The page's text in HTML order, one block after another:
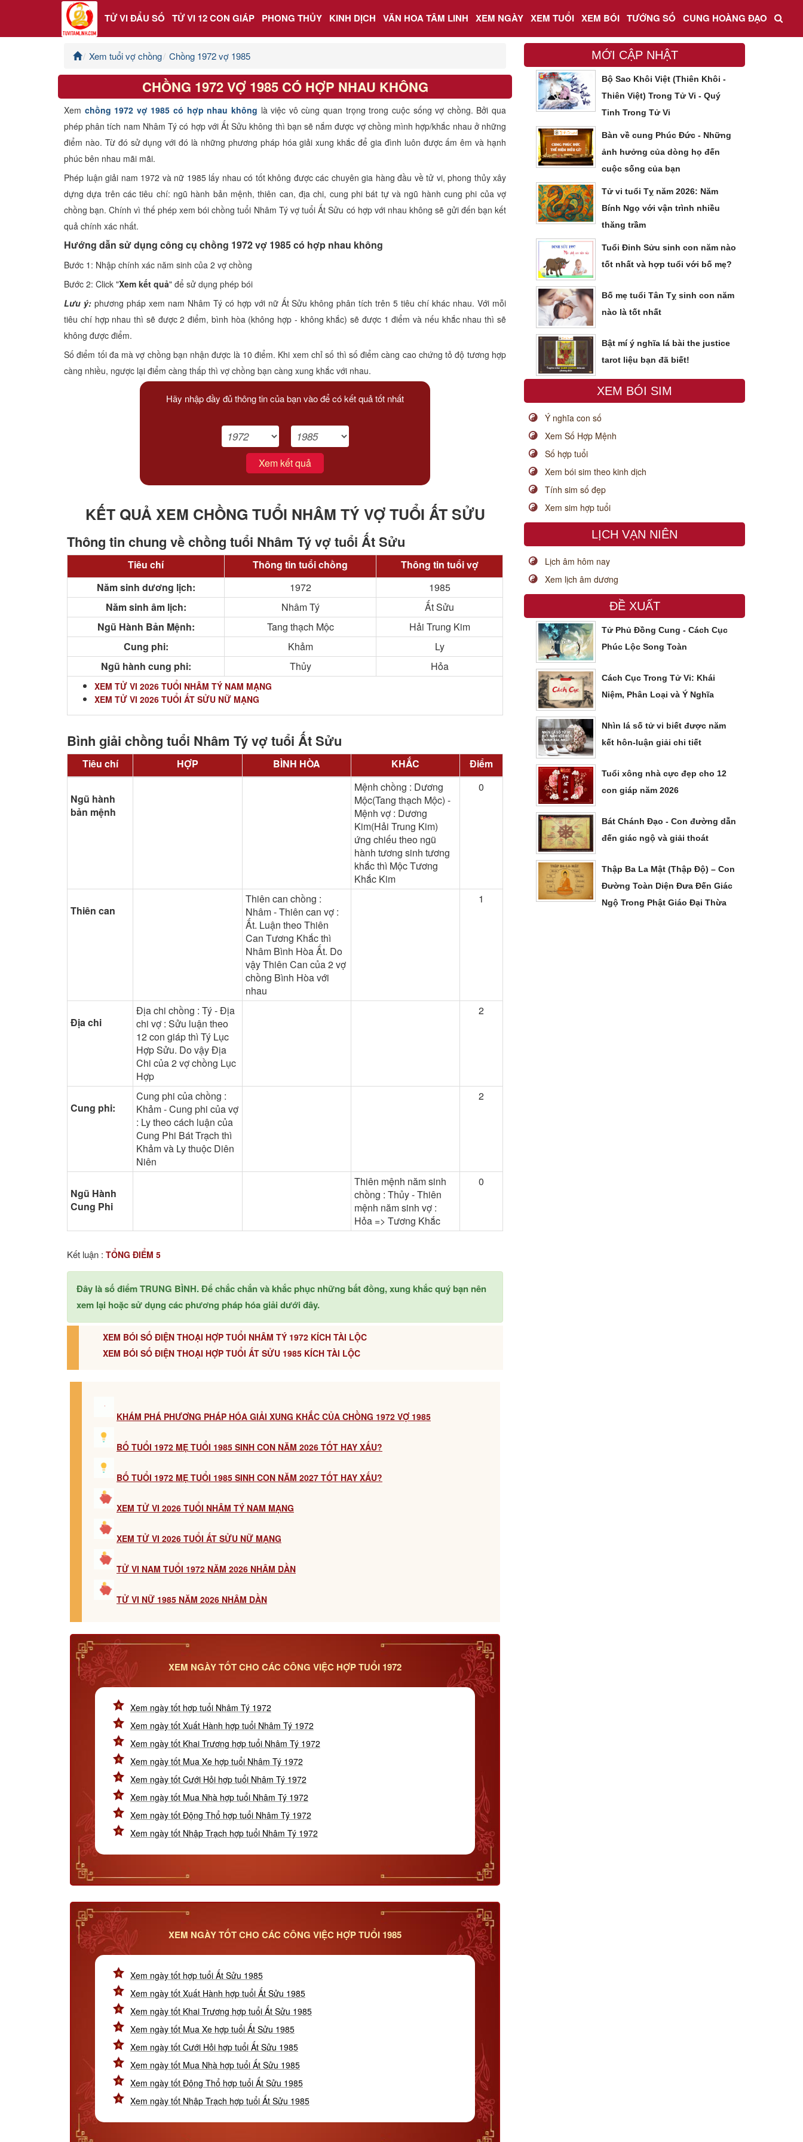
TỬ VI ĐẨU SỐ TỬ VI 12 CON GIÁP PHONG THỦY KINH DỊCH VĂN HOA TÂM LINH XEM NGÀY XEM TUỔI XEM BÓI TƯỚNG SỐ CUNG HOÀNG ĐẠO
Tử Vi Đẩu Số
Tử Vi 12 Con Giáp
Văn Hoa Tâm linh
Cung hoàng đạo
Xem tuổi vợ chồng Chồng 1972 vợ 1985
CHỒNG 1972 VỢ 1985 CÓ HỢP NHAU KHÔNG
Xem chồng 1972 vợ 1985 có hợp nhau không là việc vô cùng quan trọng trong cuộc sống vợ chồng. Bởi qua
phép phân tích nam Nhâm Tý có hợp với Ất Sửu không thì bạn sẽ nắm được vợ chồng mình hợp/khắc nhau ở những
điểm nào. Từ đó sử dụng với đó là những phương pháp hóa giải xung khắc để gia đình luôn được ấm êm và hạnh
phúc bên nhau mãi mãi.
Phép luận giải nam 1972 và nữ 1985 lấy nhau có tốt không được các chuyên gia hàng đầu về tử vi, phong thủy xây
dựng dựa trên các tiêu chí: ngũ hành bản mệnh, thiên can, địa chi, cung phi bát tự và ngũ hành cung phi của vợ
chồng bạn. Chính vì thế phép xem bói chồng tuổi Nhâm Tý vợ tuổi Ất Sửu có hợp với nhau không sẽ gửi đến bạn kết
quả chính xác nhất.
Hướng dẫn sử dụng công cụ chồng 1972 vợ 1985 có hợp nhau không
Bước 1: Nhập chính xác năm sinh của 2 vợ chồng
Bước 2: Click "Xem kết quả" để sử dụng phép bói
Lưu ý:phương pháp xem nam Nhâm Tý có hợp với nữ Ất Sửu không phân tích trên 5 tiêu chí khác nhau. Với mỗi
tiêu chí hợp nhau thì sẽ được 2 điểm, bình hòa (không hợp - không khắc) sẽ được 1 điểm và nếu khắc nhau thì sẽ
không được điểm.
Số điểm tối đa mà vợ chồng bạn nhận được là 10 điểm. Khi xem chỉ số thì số điểm càng cao chứng tỏ độ tương hợp
càng nhiều, ngược lại điểm càng thấp thì vợ chồng bạn càng xung khắc với nhau.
Hãy nhập đầy đủ thông tin của bạn vào để có kết quả tốt nhất
Xem kết quả
KẾT QUẢ XEM CHỒNG TUỔI NHÂM TÝ VỢ TUỔI ẤT SỬU
Thông tin chung về chồng tuổi Nhâm Tý vợ tuổi Ất Sửu
Tiêu chí Thông tin tuổi chồng
Thông tin tuổi vợ
Năm sinh dương lịch:
1972
1985
Năm sinh âm lịch:
Nhâm Tý
Ất Sửu
Ngũ Hành Bản Mệnh:
Tang thạch Mộc
Hải Trung Kim
Cung phi:
Khảm
Ly
Ngũ hành cung phi:
Thủy Hỏa
XEM TỬ VI 2026 TUỔI NHÂM TÝ NAM MẠNG
XEM TỬ VI 2026 TUỔI ẤT SỬU NỮ MẠNG
Bình giải chồng tuổi Nhâm Tý vợ tuổi Ất Sửu
Tiêu chí HỢP BÌNH HÒA KHẮC Điểm
Ngũ hành
bản mệnh
Mệnh chồng : Dương
Mộc(Tang thạch Mộc) -
Mệnh vợ : Dương
Kim(Hải Trung Kim)
ứng chiếu theo ngũ
hành tương sinh tương
khắc thì Mộc Tương
Khắc Kim
0
Thiên can
Thiên can chồng :
Nhâm - Thiên can vợ :
Ất. Luận theo Thiên
Can Tương Khắc thì
Nhâm Bình Hòa Ất. Do
vậy Thiên Can của 2 vợ
chồng Bình Hòa với
nhau
1
Địa chi
Địa chi chồng : Tý - Địa
chi vợ : Sửu luận theo
12 con giáp thì Tý Lục
Hợp Sửu. Do vậy Địa
Chi của 2 vợ chồng Lục
Hợp
2
Cung phi:
Cung phi của chồng :
Khảm - Cung phi của vợ
: Ly theo cách luận của
Cung Phi Bát Trạch thì
Khảm và Ly thuộc Diên
Niên
2
Ngũ Hành
Cung Phi
Thiên mệnh năm sinh
chồng : Thủy - Thiên
mệnh năm sinh vợ :
Hỏa => Tương Khắc
0
Kết luận : TỔNG ĐIỂM 5
Đây là số điểm TRUNG BÌNH. Để chắc chắn và khắc phục những bất đồng, xung khắc quý bạn nên
xem lại hoặc sử dụng các phương pháp hóa giải dưới đây.
XEM BÓI SỐ ĐIỆN THOẠI HỢP TUỔI NHÂM TÝ 1972 KÍCH TÀI LỘC
XEM BÓI SỐ ĐIỆN THOẠI HỢP TUỔI ẤT SỬU 1985 KÍCH TÀI LỘC
KHÁM PHÁ PHƯƠNG PHÁP HÓA GIẢI XUNG KHẮC CỦA CHỒNG 1972 VỢ 1985
BỐ TUỔI 1972 MẸ TUỔI 1985 SINH CON NĂM 2026 TỐT HAY XẤU?
BỐ TUỔI 1972 MẸ TUỔI 1985 SINH CON NĂM 2027 TỐT HAY XẤU?
XEM TỬ VI 2026 TUỔI NHÂM TÝ NAM MẠNG
XEM TỬ VI 2026 TUỔI ẤT SỬU NỮ MẠNG
TỬ VI NAM TUỔI 1972 NĂM 2026 NHÂM DẦN
TỬ VI NỮ 1985 NĂM 2026 NHÂM DẦN
XEM NGÀY TỐT CHO CÁC CÔNG VIỆC HỢP TUỔI 1972
Xem ngày tốt hợp tuổi Nhâm Tý 1972
Xem ngày tốt Xuất Hành hợp tuổi Nhâm Tý 1972
Xem ngày tốt Khai Trương hợp tuổi Nhâm Tý 1972
Xem ngày tốt Mua Xe hợp tuổi Nhâm Tý 1972
Xem ngày tốt Cưới Hỏi hợp tuổi Nhâm Tý 1972
Xem ngày tốt Mua Nhà hợp tuổi Nhâm Tý 1972
Xem ngày tốt Động Thổ hợp tuổi Nhâm Tý 1972
Xem ngày tốt Nhập Trạch hợp tuổi Nhâm Tý 1972
XEM NGÀY TỐT CHO CÁC CÔNG VIỆC HỢP TUỔI 1985
Xem ngày tốt hợp tuổi Ất Sửu 1985
Xem ngày tốt Xuất Hành hợp tuổi Ất Sửu 1985
Xem ngày tốt Khai Trương hợp tuổi Ất Sửu 1985
Xem ngày tốt Mua Xe hợp tuổi Ất Sửu 1985
Xem ngày tốt Cưới Hỏi hợp tuổi Ất Sửu 1985
Xem ngày tốt Mua Nhà hợp tuổi Ất Sửu 1985
Xem ngày tốt Động Thổ hợp tuổi Ất Sửu 1985
Xem ngày tốt Nhập Trạch hợp tuổi Ất Sửu 1985
MỚI CẬP NHẬT
Bộ Sao Khôi Việt (Thiên Khôi -
Thiên Việt) Trong Tử Vi - Quý
Tinh Trong Tử Vi
Bàn về cung Phúc Đức - Những
ảnh hưởng của dòng họ đến
cuộc sống của bạn
Tử vi tuổi Tỵ năm 2026: Năm
Bính Ngọ với vận trình nhiều
thăng trầm
Tuổi Đinh Sửu sinh con năm nào
tốt nhất và hợp tuổi với bố mẹ?
Bố mẹ tuổi Tân Tỵ sinh con năm
nào là tốt nhất
Bật mí ý nghĩa lá bài the justice
tarot liệu bạn đã biết!
XEM BÓI SIM
Ý nghĩa con số
Xem Số Hợp Mệnh
Số hợp tuổi
Xem bói sim theo kinh dịch
Tính sim số đẹp
Xem sim hợp tuổi
LỊCH VẠN NIÊN
Lịch âm hôm nay
Xem lịch âm dương
ĐỀ XUẤT
Tử Phủ Đồng Cung - Cách Cục
Phúc Lộc Song Toàn
Cách Cục Trong Tử Vi: Khái
Niệm, Phân Loại và Ý Nghĩa
Nhìn lá số tử vi biết được năm
kết hôn-luận giải chi tiết
Tuổi xông nhà cực đẹp cho 12
con giáp năm 2026
Bát Chánh Đạo - Con đường dẫn
đến giác ngộ và giải thoát
Thập Ba La Mật (Thập Độ) – Con
Đường Toàn Diện Đưa Đến Giác
Ngộ Trong Phật Giáo Đại Thừa